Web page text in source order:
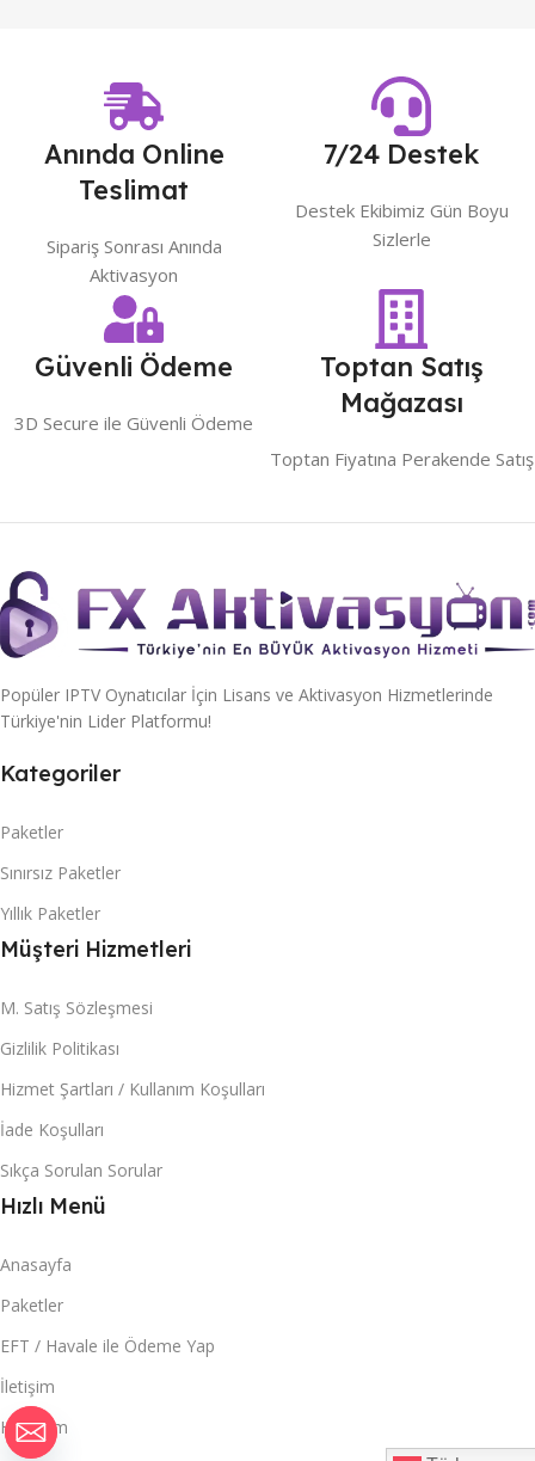
Anında Online
Teslimat
Sipariş Sonrası Anında
Aktivasyon
7/24 Destek
Destek Ekibimiz Gün Boyu
Sizlerle
Güvenli Ödeme
3D Secure ile Güvenli Ödeme
Toptan Satış
Mağazası
Toptan Fiyatına Perakende Satış
Popüler IPTV Oynatıcılar İçin Lisans ve Aktivasyon Hizmetlerinde
Türkiye'nin Lider Platformu!
Kategoriler
Paketler
Sınırsız Paketler
Yıllık Paketler
Müşteri Hizmetleri
M. Satış Sözleşmesi
Gizlilik Politikası
Hizmet Şartları / Kullanım Koşulları
İade Koşulları
Sıkça Sorulan Sorular
Hızlı Menü
Anasayfa
Paketler
EFT / Havale ile Ödeme Yap
İletişim
Hesabım